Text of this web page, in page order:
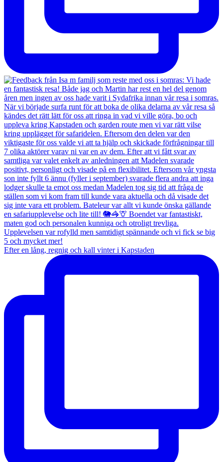
Efter en lång, regnig och kall vinter i Kapstaden